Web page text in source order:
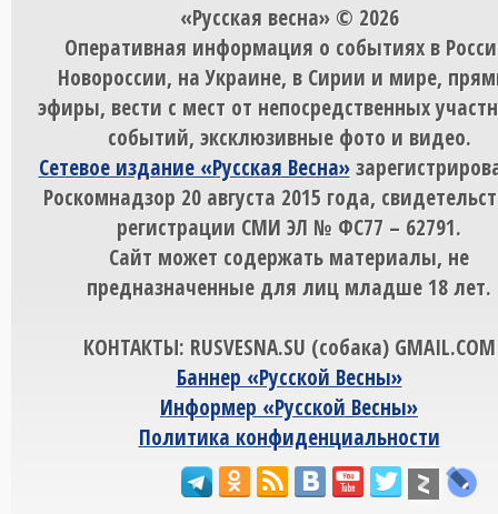
«Русская весна» © 2026
Оперативная информация о событиях в
Новороссии, на Украине, в Сирии и мире,
эфиры, вести с мест от непосредственных
событий, эксклюзивные фото и видео.
Сетевое издание «Русская Весна»
Роскомнадзор 20 августа 2015 года,
регистрации СМИ ЭЛ № ФС77 – 62791.
Сайт может содержать материалы, не
предназначенные для лиц младше 18 лет.
КОНТАКТЫ: RUSVESNA.SU (собака) GMAIL.COM
Баннер «Русской Весны»
Информер «Русской Весны»
Политика конфиденциальности